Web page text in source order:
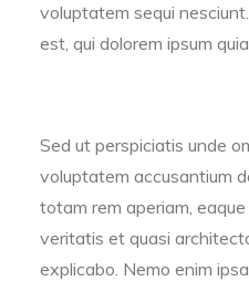
voluptatem sequi
est, qui dolorem ipsum
Sed ut perspiciatis unde
voluptatem accusantium
totam rem aperiam,
veritatis et quasi
explicabo. Nemo enim